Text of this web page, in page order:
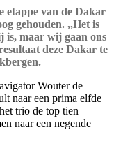
etappe van de Dakar
gehouden. ,,Het is
is, maar wij gaan ons
deze Dakar te
Wouter de
naar een prima elfde
trio de top tien
naar een negende